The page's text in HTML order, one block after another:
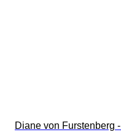
Diane von Furstenberg -